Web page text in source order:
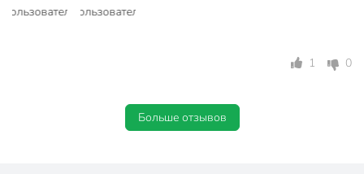
1 0
Больше отзывов